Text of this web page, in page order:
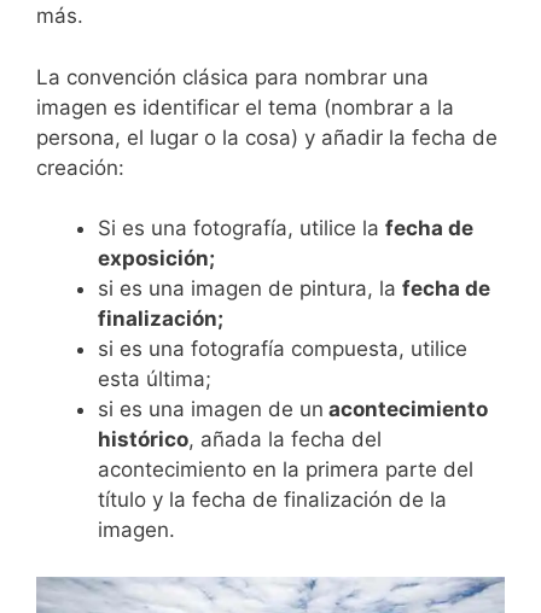
más.
La convención clásica para nombrar una
imagen es identificar el tema (nombrar a la
persona, el lugar o la cosa) y añadir la fecha de
creación:
Si es una fotografía, utilice la fecha de
exposición;
si es una imagen de pintura, la fecha de
finalización;
si es una fotografía compuesta, utilice
esta última;
si es una imagen de un acontecimiento
histórico, añada la fecha del
acontecimiento en la primera parte del
título y la fecha de finalización de la
imagen.